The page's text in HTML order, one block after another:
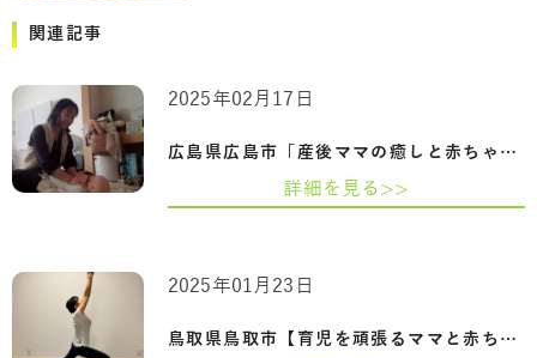
関連記事
広島県広島市「産後ママの癒しと赤ちゃん…
2025年02月17日
詳細を見る>>
鳥取県鳥取市【育児を頑張るママと赤ちゃ…
2025年01月23日